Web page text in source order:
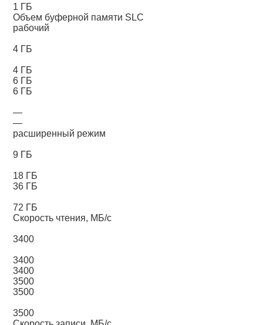
1 ГБ
Объем буферной памяти SLC
рабочий
4 ГБ
4 ГБ
6 ГБ
6 ГБ
—
—
расширенный режим
9 ГБ
18 ГБ
36 ГБ
72 ГБ
Скорость чтения, МБ/с
3400
3400
3400
3500
3500
3500